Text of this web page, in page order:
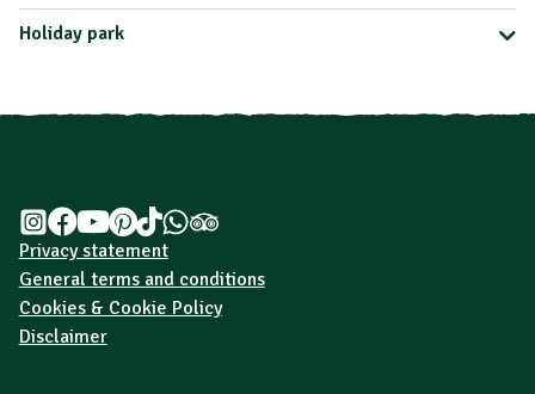
Holiday park
Privacy statement
General terms and conditions
Cookies & Cookie Policy
Disclaimer